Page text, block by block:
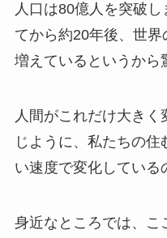
人口は80億人を突破
てから約20年後、世
増えているというから
人間がこれだけ大きく
じように、私たちの
い速度で変化している
身近なところでは、こ